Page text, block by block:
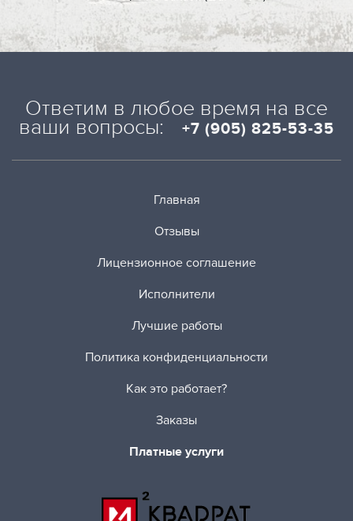
Ответим в любое время на все
ваши вопросы: +7 (905) 825-53-35
Главная
Отзывы
Лицензионное соглашение
Исполнители
Лучшие работы
Политика конфиденциальности
Как это работает?
Заказы
Платные услуги